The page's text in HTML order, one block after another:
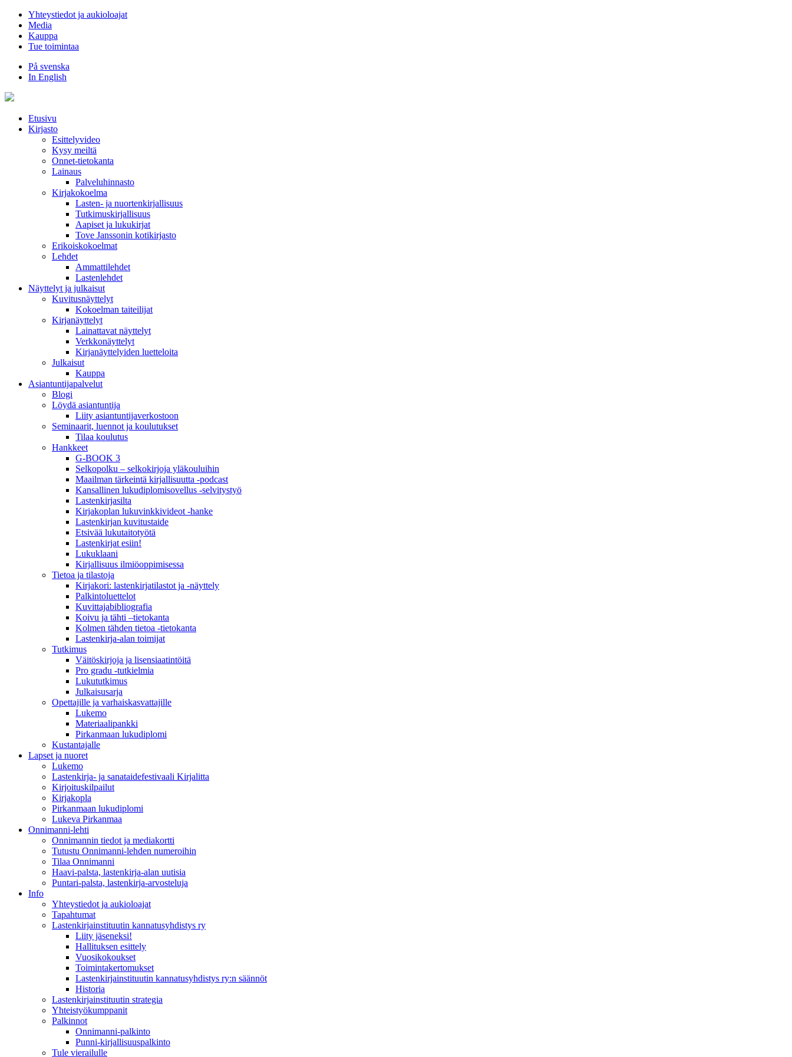
Hyppää
sisältöön
Yhteystiedot ja aukioloajat
Media
Kauppa
Tue toimintaa
På svenska
In English
Etusivu
Kirjasto
Esittelyvideo
Kysy meiltä
Onnet-tietokanta
Lainaus
Palveluhinnasto
Kirjakokoelma
Lasten- ja nuortenkirjallisuus
Tutkimuskirjallisuus
Aapiset ja lukukirjat
Tove Janssonin kotikirjasto
Erikoiskokoelmat
Lehdet
Ammattilehdet
Lastenlehdet
Näyttelyt ja julkaisut
Kuvitusnäyttelyt
Kokoelman taiteilijat
Kirjanäyttelyt
Lainattavat näyttelyt
Verkkonäyttelyt
Kirjanäyttelyiden luetteloita
Julkaisut
Kauppa
Asiantuntija­palvelut
Blogi
Löydä asiantuntija
Liity asiantuntijaverkostoon
Seminaarit, luennot ja koulutukset
Tilaa koulutus
Hankkeet
G-BOOK 3
Selkopolku – selkokirjoja yläkouluihin
Maailman tärkeintä kirjallisuutta -podcast
Kansallinen lukudiplomisovellus -selvitystyö
Lastenkirjasilta
Kirjakoplan lukuvinkkivideot -hanke
Lastenkirjan kuvitustaide
Etsivää lukutaitotyötä
Lastenkirjat esiin!
Lukuklaani
Kirjallisuus ilmiöoppimisessa
Tietoa ja tilastoja
Kirjakori: lastenkirjatilastot ja -näyttely
Palkintoluettelot
Kuvittaja­bibliografia
Koivu ja tähti –tietokanta
Kolmen tähden tietoa -tietokanta
Lastenkirja-alan toimijat
Tutkimus
Väitöskirjoja ja lisensiaatintöitä
Pro gradu -tutkielmia
Lukututkimus
Julkaisusarja
Opettajille ja varhaiskasvattajille
Lukemo
Materiaalipankki
Pirkanmaan lukudiplomi
Kustantajalle
Lapset ja nuoret
Lukemo
Lastenkirja- ja sanataidefestivaali Kirjalitta
Kirjoituskilpailut
Kirjakopla
Pirkanmaan lukudiplomi
Lukeva Pirkanmaa
Onnimanni-lehti
Onnimannin tiedot ja mediakortti
Tutustu Onnimanni-lehden numeroihin
Tilaa Onnimanni
Haavi-palsta, lastenkirja-alan uutisia
Puntari-palsta, lastenkirja-arvosteluja
Info
Yhteystiedot ja aukioloajat
Tapahtumat
Lastenkirjainstituutin kannatusyhdistys ry
Liity jäseneksi!
Hallituksen esittely
Vuosikokoukset
Toimintakertomukset
Lastenkirjainstituutin kannatusyhdistys ry:n säännöt
Historia
Lastenkirjainstituutin strategia
Yhteistyökumppanit
Palkinnot
Onnimanni-palkinto
Punni-kirjallisuuspalkinto
Tule vierailulle